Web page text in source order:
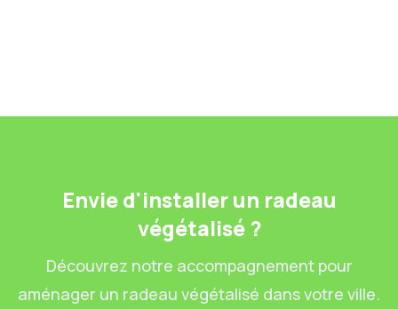
Envie d'installer un radeau
végétalisé ?
Découvrez notre accompagnement pour
aménager un radeau végétalisé dans votre ville.